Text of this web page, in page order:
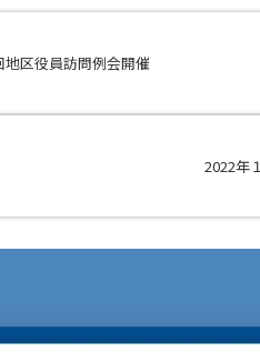
区役員訪問例会開催
2022年